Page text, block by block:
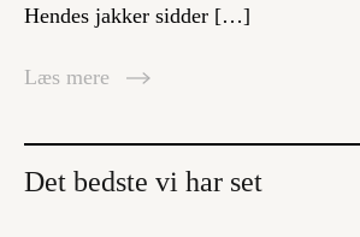
Hendes jakker sidder […]
Læs mere
Det bedste vi har set